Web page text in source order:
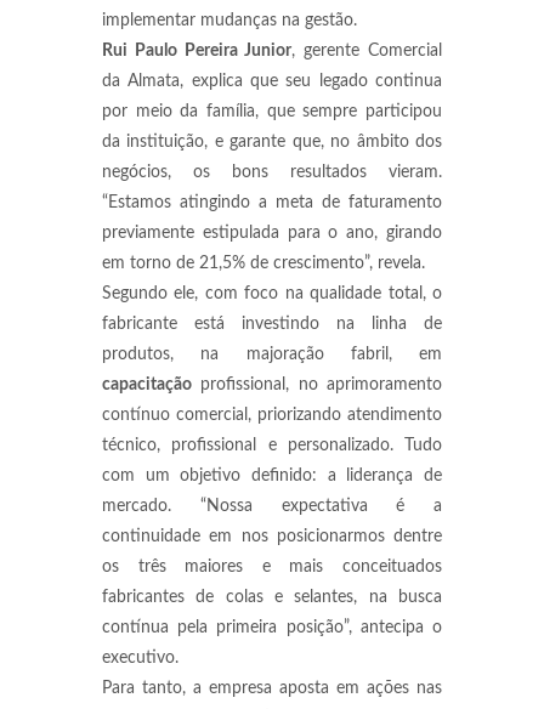
implementar mudanças na gestão.
Rui Paulo Pereira Junior, gerente Comercial
da Almata, explica que seu legado continua
por meio da família, que sempre participou
da instituição, e garante que, no âmbito dos
negócios, os bons resultados vieram.
“Estamos atingindo a meta de faturamento
previamente estipulada para o ano, girando
em torno de 21,5% de crescimento”, revela.
Segundo ele, com foco na qualidade total, o
fabricante está investindo na linha de
produtos, na majoração fabril, em
capacitação profissional, no aprimoramento
contínuo comercial, priorizando atendimento
técnico, profissional e personalizado. Tudo
com um objetivo definido: a liderança de
mercado. “Nossa expectativa é a
continuidade em nos posicionarmos dentre
os três maiores e mais conceituados
fabricantes de colas e selantes, na busca
contínua pela primeira posição”, antecipa o
executivo.
Para tanto, a empresa aposta em ações nas